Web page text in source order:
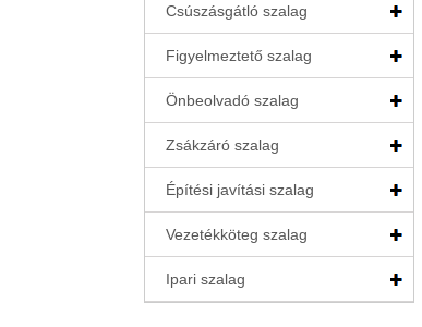
Csúszásgátló szalag
Figyelmeztető szalag
Önbeolvadó szalag
Zsákzáró szalag
Építési javítási szalag
Vezetékköteg szalag
Ipari szalag